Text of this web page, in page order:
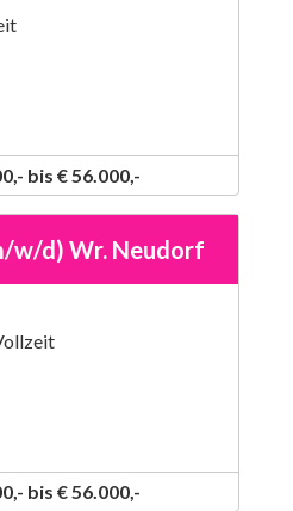
bis € 56.000,-
w/d) Wr. Neudorf
bis € 56.000,-